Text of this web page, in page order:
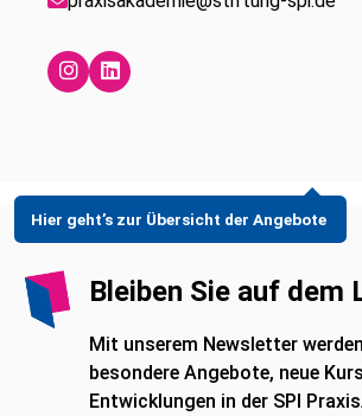
Bleiben Sie auf dem
Mit unserem Newsletter
besondere Angebote, neue
Entwicklungen in der SPI
Hier geht’s zur Übersicht der Angebote